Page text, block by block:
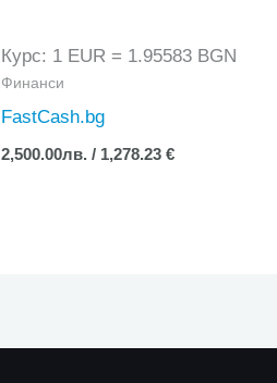
Курс: 1 EUR = 1.95583 BGN
Финанси
FastCash.bg
2,500.00лв./ 1,278.23 €